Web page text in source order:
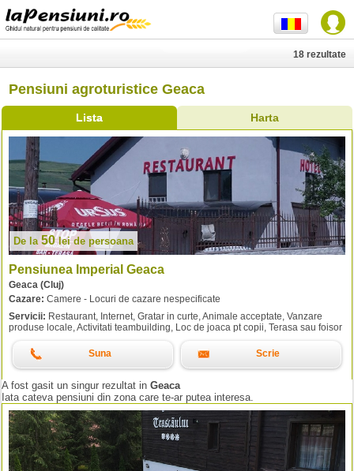
Pensiuni agroturistice Geaca
Lista Harta
18 rezultate
De la 50leide persoana
Pensiunea Imperial Geaca
Geaca (Cluj)
Cazare: Camere - Locuri de cazare nespecificate
Servicii: Restaurant, Internet, Gratar in curte, Animale acceptate, Vanzare
produse locale, Activitati teambuilding, Loc de joaca pt copii, Terasa sau foisor
Suna Scrie
A fost gasit un singur rezultat in Geaca
Iata cateva pensiuni din zona care te-ar putea interesa.